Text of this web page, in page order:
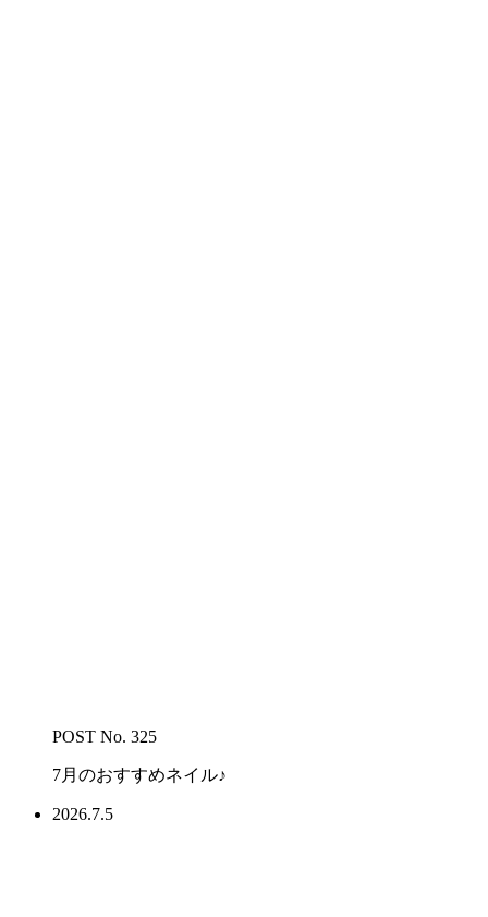
POST No. 325
7月のおすすめネイル♪
2026.7.5